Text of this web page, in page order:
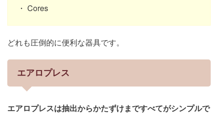
・ Cores
どれも圧倒的に便利な器具です。
エアロプレス
エアロプレスは抽出からかたずけまですべてがシンプルで